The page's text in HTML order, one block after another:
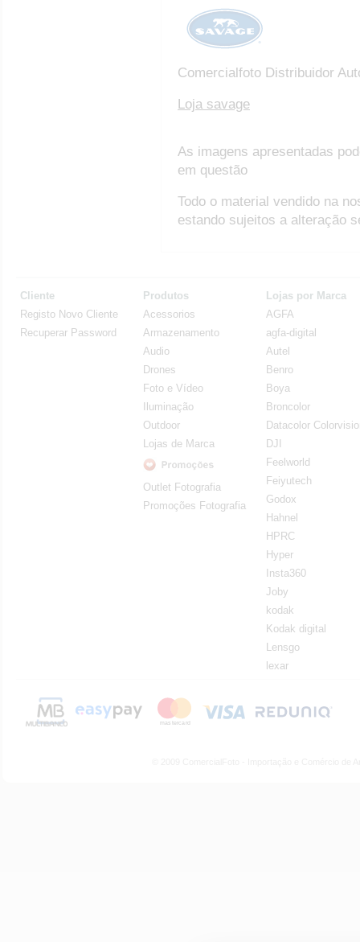
Comercialfoto Distribuidor
Loja savage
As imagens apresentadas
em questão
Todo o material vendido na
estando sujeitos a alteração
Cliente
Registo Novo Cliente
Recuperar Password
Produtos
Acessorios
Armazenamento
Audio
Drones
Foto e Vídeo
Iluminação
Outdoor
Lojas de Marca
Outlet Fotografia
Promoções Fotografia
Lojas por Marca
AGFA
agfa-digital
Autel
Benro
Boya
Broncolor
Datacolor
DJI
Feelworld
Feiyutech
Godox
Hahnel
HPRC
Hyper
Insta360
Joby
kodak
Kodak digital
Lensgo
lexar